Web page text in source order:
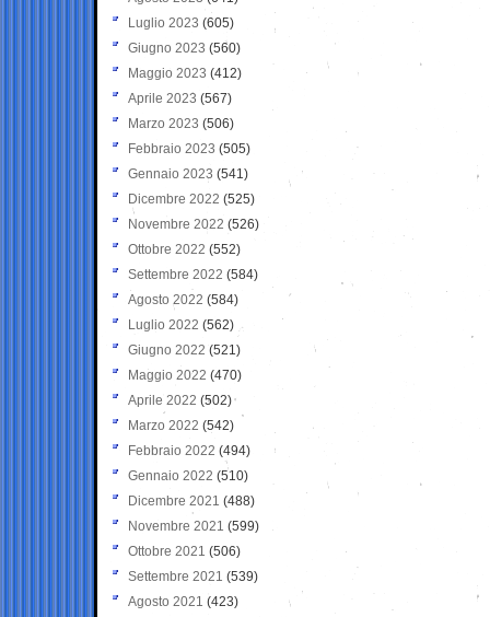
Luglio 2023 (605)
Giugno 2023 (560)
Maggio 2023 (412)
Aprile 2023 (567)
Marzo 2023 (506)
Febbraio 2023 (505)
Gennaio 2023 (541)
Dicembre 2022 (525)
Novembre 2022 (526)
Ottobre 2022 (552)
Settembre 2022 (584)
Agosto 2022 (584)
Luglio 2022 (562)
Giugno 2022 (521)
Maggio 2022 (470)
Aprile 2022 (502)
Marzo 2022 (542)
Febbraio 2022 (494)
Gennaio 2022 (510)
Dicembre 2021 (488)
Novembre 2021 (599)
Ottobre 2021 (506)
Settembre 2021 (539)
Agosto 2021 (423)